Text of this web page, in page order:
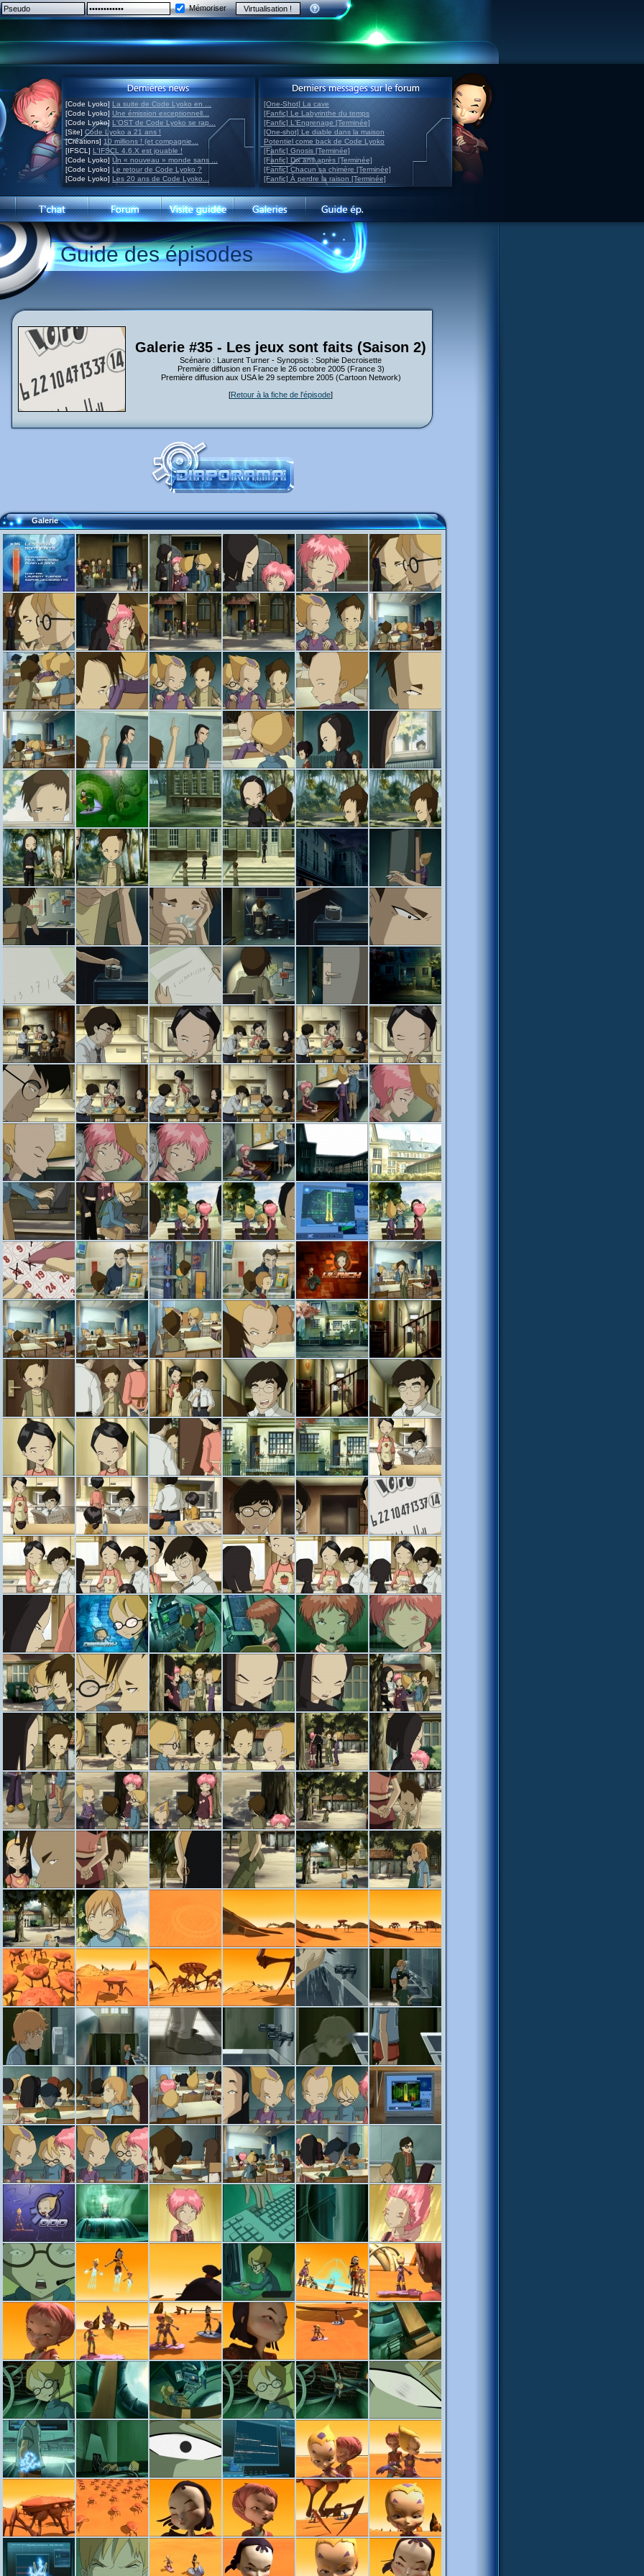
Mémoriser
[Code Lyoko] La suite de Code Lyoko en ...
[Code Lyoko] Une émission exceptionnell...
[Code Lyoko] L'OST de Code Lyoko se rap...
[Site] Code Lyoko a 21 ans !
[Créations] 10 millions ! (et compagnie...
[IFSCL] L'IFSCL 4.6.X est jouable !
[Code Lyoko] Un « nouveau » monde sans ...
[Code Lyoko] Le retour de Code Lyoko ?
[Code Lyoko] Les 20 ans de Code Lyoko...
[One-Shot] La cave
[Fanfic] Le Labyrinthe du temps
[Fanfic] L'Engrenage [Terminée]
[One-shot] Le diable dans la maison
Potentiel come back de Code Lyoko
[Fanfic] Gnosis [Terminée]
[Fanfic] Dix ans après [Terminée]
[Fanfic] Chacun sa chimère [Terminée]
[Fanfic] À perdre la raison [Terminée]
Guide des épisodes
Galerie #35 - Les jeux sont faits (Saison 2)
Scénario : Laurent Turner - Synopsis : Sophie Decroisette
Première diffusion en France le 26 octobre 2005 (France 3)
Première diffusion aux USA le 29 septembre 2005 (Cartoon Network)
[Retour à la fiche de l'épisode]
Galerie